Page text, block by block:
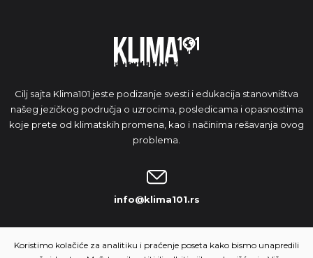
Cilj sajta Klima101 jeste podizanje svesti i edukacija stanovništva
našeg jezičkog područja o uzrocima, posledicama i opasnostima
koje prete od klimatskih promena, kao i načinima rešavanja ovog
problema.
info@klima101.rs
NAŠA IDEJA
Koristimo kolačiće za analitiku i praćenje poseta kako bismo unapredili